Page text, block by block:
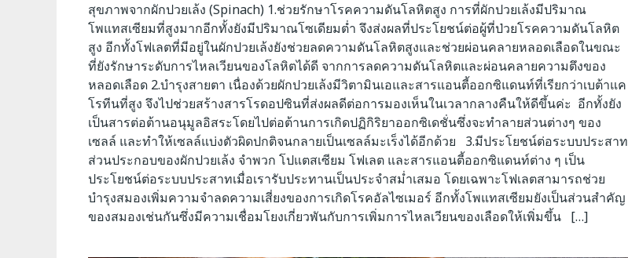
สุขภาพจากผักปวยเล้ง (Spinach) 1.ช่วยรักษาโรคความดันโลหิตสูง การที่ผักปวยเล้งมีปริมาณ
โพแทสเซียมที่สูงมากอีกทั้งยังมีปริมาณโซเดียมต่ำ จึงส่งผลที่ประโยชน์ต่อผู้ที่ป่วยโรคความดันโลหิต
สูง อีกทั้งโฟเลตที่มีอยู่ในผักปวยเล้งยังช่วยลดความดันโลหิตสูงและช่วยผ่อนคลายหลอดเลือดในขณะ
ที่ยังรักษาระดับการไหลเวียนของโลหิตได้ดี จากการลดความดันโลหิตและผ่อนคลายความตึงของ
หลอดเลือด 2.บำรุงสายตา เนื่องด้วยผักปวยเล้งมีวิตามินเอและสารแอนตี้ออกซิแดนท์ที่เรียกว่าเบต้าแค
โรทีนที่สูง จึงไปช่วยสร้างสารโรดอปซินที่ส่งผลดีต่อการมองเห็นในเวลากลางคืนให้ดีขึ้นค่ะ อีกทั้งยัง
เป็นสารต่อต้านอนุมูลอิสระโดยไปต่อต้านการเกิดปฏิกิริยาออกซิเดชั่นซึ่งจะทำลายส่วนต่างๆ ของ
เซลล์ และทำให้เซลล์แบ่งตัวผิดปกติจนกลายเป็นเซลล์มะเร็งได้อีกด้วย 3.มีประโยชน์ต่อระบบประสาท
ส่วนประกอบของผักปวยเล้ง จำพวก โปแตสเซียม โฟเลต และสารแอนตี้ออกซิแดนท์ต่าง ๆ เป็น
ประโยชน์ต่อระบบประสาทเมื่อเรารับประทานเป็นประจำสม่ำเสมอ โดยเฉพาะโฟเลตสามารถช่วย
บำรุงสมองเพิ่มความจำลดความเสี่ยงของการเกิดโรคอัลไซเมอร์ อีกทั้งโพแทสเซียมยังเป็นส่วนสำคัญ
ของสมองเช่นกันซึ่งมีความเชื่อมโยงเกี่ยวพันกับการเพิ่มการไหลเวียนของเลือดให้เพิ่มขึ้น […]